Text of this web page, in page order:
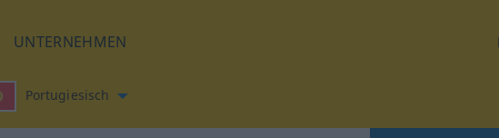
UNTERNEHMEN
Portugiesisch